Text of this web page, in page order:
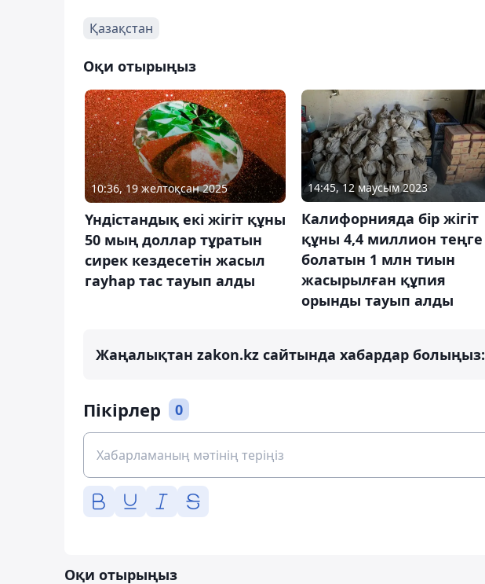
Қазақстан
Оқи отырыңыз
10:36, 19 желтоқсан 2025
Үндістандық екі жігіт құны
50 мың доллар тұратын
сирек кездесетін жасыл
гауһар тас тауып алды
14:45, 12 маусым 2023
Калифорнияда бір жігіт
құны 4,4 миллион теңге
болатын 1 млн тиын
жасырылған құпия
орынды тауып алды
Жаңалықтан zakon.kz сайтында хабардар болыңыз:
Пікірлер 0
Оқи отырыңыз